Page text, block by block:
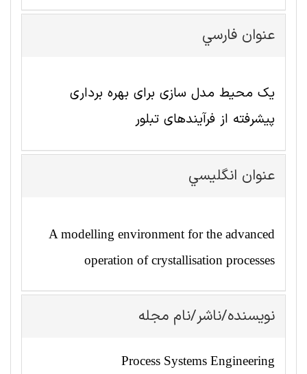
عنوان فارسي
یک محیط مدل سازی برای بهره برداری
پیشرفته از فرآیندهای تبلور
عنوان انگليسي
A modelling environment for the advanced
operation of crystallisation processes
نویسنده/ناشر/نام مجله
Process Systems Engineering